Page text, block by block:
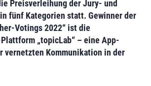
Preisverleihung der Jury- und
fünf Kategorien statt. Gewinner der
Votings 2022“ ist die
„topicLab“ – eine App-
vernetzten Kommunikation in der